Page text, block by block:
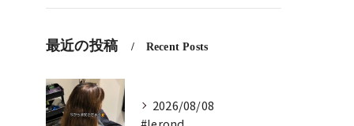
最近の投稿 Recent Posts
2026/08/08